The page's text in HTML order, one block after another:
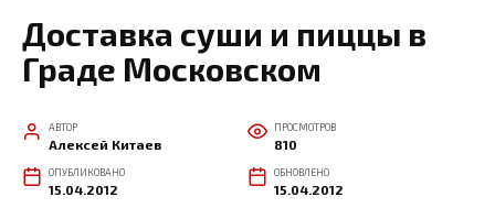
Доставка суши и пиццы в
Граде Московском
АВТОР
Алексей Китаев
ПРОСМОТРОВ
810
ОПУБЛИКОВАНО
15.04.2012
ОБНОВЛЕНО
15.04.2012